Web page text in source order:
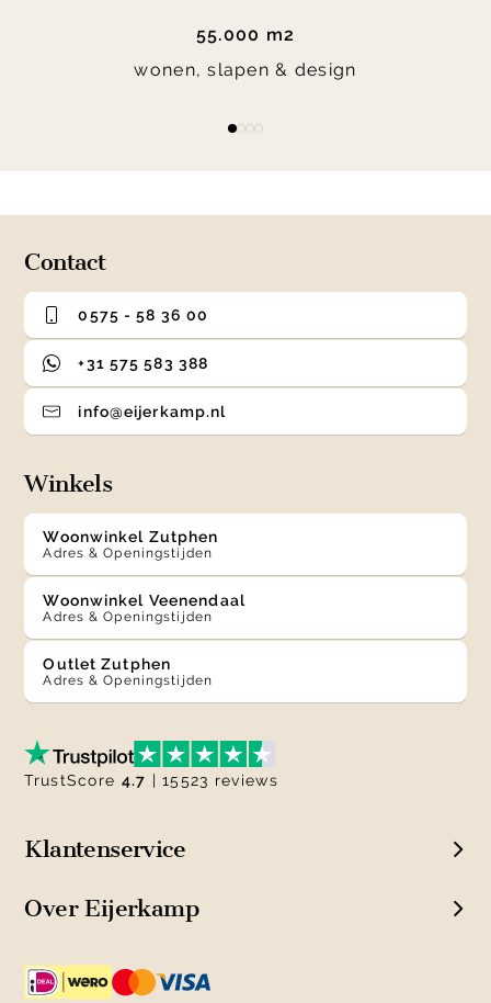
55.000 m2
wonen, slapen & design
Contact
0575 - 58 36 00
+31 575 583 388
info@eijerkamp.nl
Winkels
Woonwinkel Zutphen
Adres & Openingstijden
Woonwinkel Veenendaal
Adres & Openingstijden
Outlet Zutphen
Adres & Openingstijden
Klantenservice
Over Eijerkamp
TrustScore 4.7 | 15523 reviews